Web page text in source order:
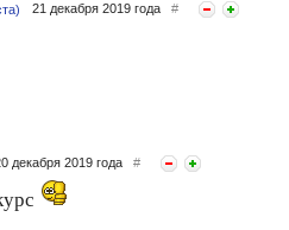
Изабелла 3175. Один
21 декабря 2019 года #
декабря 2019 года #